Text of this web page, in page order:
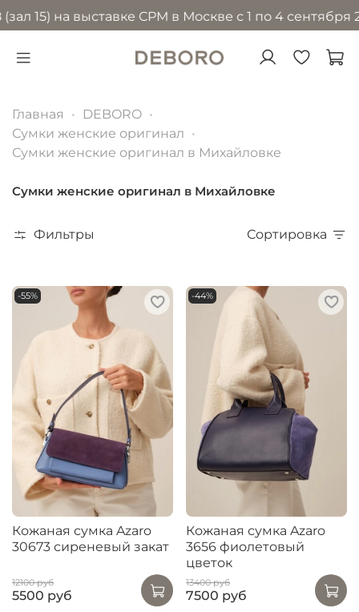
выставке CPM в Москве с 1 по 4 сентября 2026
Главная
DEBORO
Сумки женские оригинал
Сумки женские оригинал в Михайловке
Сумки женские оригинал в Михайловке
Фильтры Сортировка
-55%
Кожаная сумка Azaro
30673 сиреневый закат
12100 руб
5500 руб
-44%
Кожаная сумка Azaro
3656 фиолетовый
цветок
13400 руб
7500 руб